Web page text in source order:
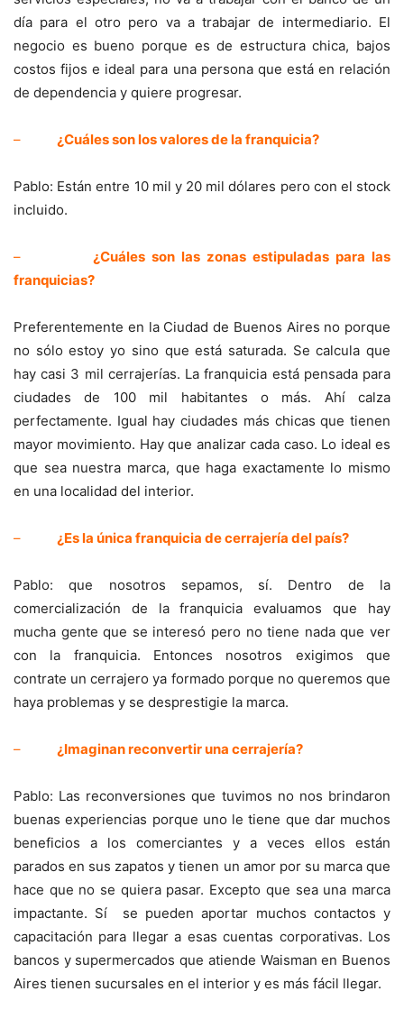
día para el otro pero va a trabajar de intermediario. El
negocio es bueno porque es de estructura chica, bajos
costos fijos e ideal para una persona que está en relación
de dependencia y quiere progresar.
– ¿Cuáles son los valores de la franquicia?
Pablo: Están entre 10 mil y 20 mil dólares pero con el stock
incluido.
– ¿Cuáles son las zonas estipuladas para las
franquicias?
Preferentemente en la Ciudad de Buenos Aires no porque
no sólo estoy yo sino que está saturada. Se calcula que
hay casi 3 mil cerrajerías. La franquicia está pensada para
ciudades de 100 mil habitantes o más. Ahí calza
perfectamente. Igual hay ciudades más chicas que tienen
mayor movimiento. Hay que analizar cada caso. Lo ideal es
que sea nuestra marca, que haga exactamente lo mismo
en una localidad del interior.
– ¿Es la única franquicia de cerrajería del país?
Pablo: que nosotros sepamos, sí. Dentro de la
comercialización de la franquicia evaluamos que hay
mucha gente que se interesó pero no tiene nada que ver
con la franquicia. Entonces nosotros exigimos que
contrate un cerrajero ya formado porque no queremos que
haya problemas y se desprestigie la marca.
– ¿Imaginan reconvertir una cerrajería?
Pablo: Las reconversiones que tuvimos no nos brindaron
buenas experiencias porque uno le tiene que dar muchos
beneficios a los comerciantes y a veces ellos están
parados en sus zapatos y tienen un amor por su marca que
hace que no se quiera pasar. Excepto que sea una marca
impactante. Sí se pueden aportar muchos contactos y
capacitación para llegar a esas cuentas corporativas. Los
bancos y supermercados que atiende Waisman en Buenos
Aires tienen sucursales en el interior y es más fácil llegar.